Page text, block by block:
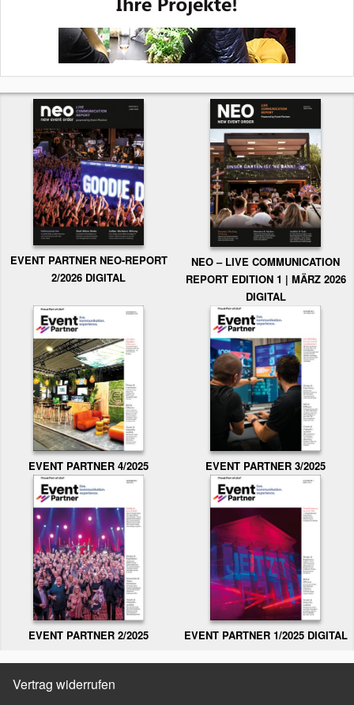
EVENT PARTNER NEO-REPORT
2/2026 DIGITAL
NEO – LIVE COMMUNICATION
REPORT EDITION 1 | MÄRZ 2026
DIGITAL
EVENT PARTNER 4/2025 EVENT PARTNER 3/2025
EVENT PARTNER 2/2025 EVENT PARTNER 1/2025 DIGITAL
Vertrag widerrufen